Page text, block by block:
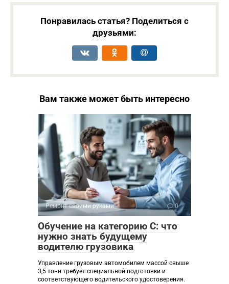
Понравилась статья? Поделиться с
друзьями:
Вам также может быть интересно
Ремонт своими руками 0
Обучение на категорию C: что
нужно знать будущему
водителю грузовика
Управление грузовым автомобилем массой свыше
3,5 тонн требует специальной подготовки и
соответствующего водительского удостоверения.